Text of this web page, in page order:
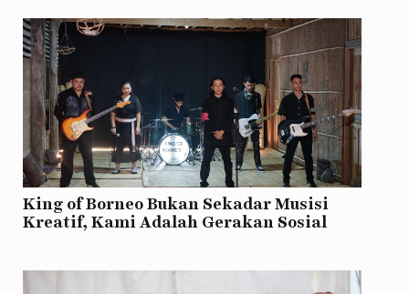
King of Borneo Bukan Sekadar Musisi
Kreatif, Kami Adalah Gerakan Sosial